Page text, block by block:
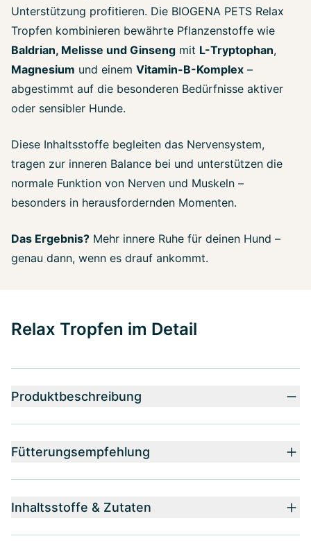
Unterstützung profitieren. Die BIOGENA PETS Relax
Tropfen kombinieren bewährte Pflanzenstoffe wie
Baldrian, Melisse und Ginseng mit L-Tryptophan,
Magnesium und einem Vitamin-B-Komplex –
abgestimmt auf die besonderen Bedürfnisse aktiver
oder sensibler Hunde.
Diese Inhaltsstoffe begleiten das Nervensystem,
tragen zur inneren Balance bei und unterstützen die
normale Funktion von Nerven und Muskeln –
besonders in herausfordernden Momenten.
Das Ergebnis? Mehr innere Ruhe für deinen Hund –
genau dann, wenn es drauf ankommt.
Relax Tropfen im Detail
Produktbeschreibung
Fütterungsempfehlung
Inhaltsstoffe & Zutaten